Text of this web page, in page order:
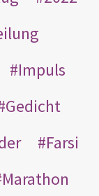
Impuls
Gedicht
Farsi
Marathon